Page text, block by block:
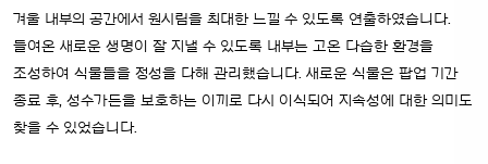
겨울 내부의 공간에서 원시림을 최대한 느낄 수 있도록 연출하였습니다.
들여온 새로운 생명이 잘 지낼 수 있도록 내부는 고온 다습한 환경을
조성하여 식물들을 정성을 다해 관리했습니다. 새로운 식물은 팝업 기간
종료 후, 성수가든을 보호하는 이끼로 다시 이식되어 지속성에 대한 의미도
찾을 수 있었습니다.